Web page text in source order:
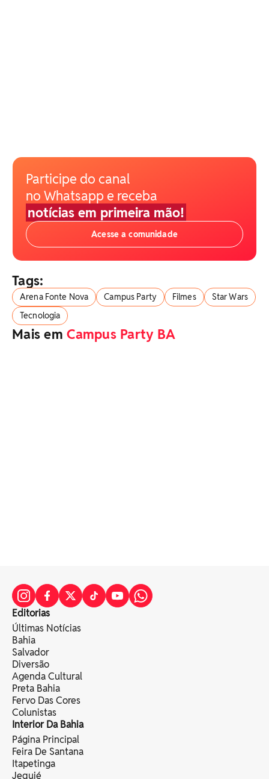
Participe do canal
no Whatsapp e receba
notícias em primeira mão!
Acesse a comunidade
Tags:
Arena Fonte Nova Campus Party Filmes
Star Wars
Tecnologia
Mais emCampus Party BA
Editorias
Últimas Notícias
Bahia
Salvador
Diversão
Agenda Cultural
Preta Bahia
Fervo Das Cores
Colunistas
Interior Da Bahia
Página Principal
Feira De Santana
Itapetinga
Jequié